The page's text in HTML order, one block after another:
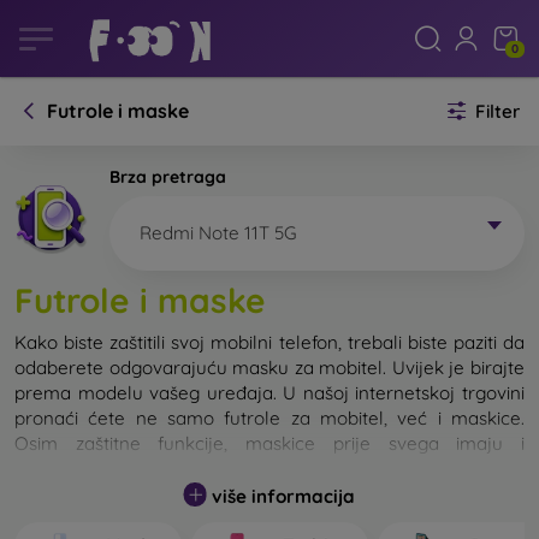
0
Futrole i maske Filter
Brza pretraga
Redmi Note 11T 5G
Futrole i maske
Kako biste zaštitili svoj mobilni telefon, trebali biste paziti da
odaberete odgovarajuću masku za mobitel. Uvijek je birajte
prema modelu vašeg uređaja. U našoj internetskoj trgovini
pronaći ćete ne samo futrole za mobitel, već i maskice.
Osim zaštitne funkcije, maskice prije svega imaju i
Maskicu za mobitel možemo također nazvati i stražnjom
više informacija